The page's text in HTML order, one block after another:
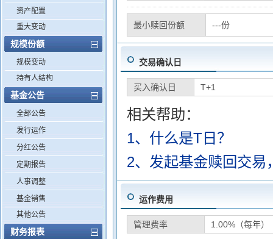
资产配置
重大变动
规模份额
规模变动
持有人结构
基金公告
全部公告
发行运作
分红公告
定期报告
人事调整
基金销售
其他公告
财务报表
最小赎回份额 ---份
交易确认日
买入确认日 T+1
相关帮助：
1、什么是T日？
2、发起基金赎回交易
运作费用
管理费率 1.00%（每年）